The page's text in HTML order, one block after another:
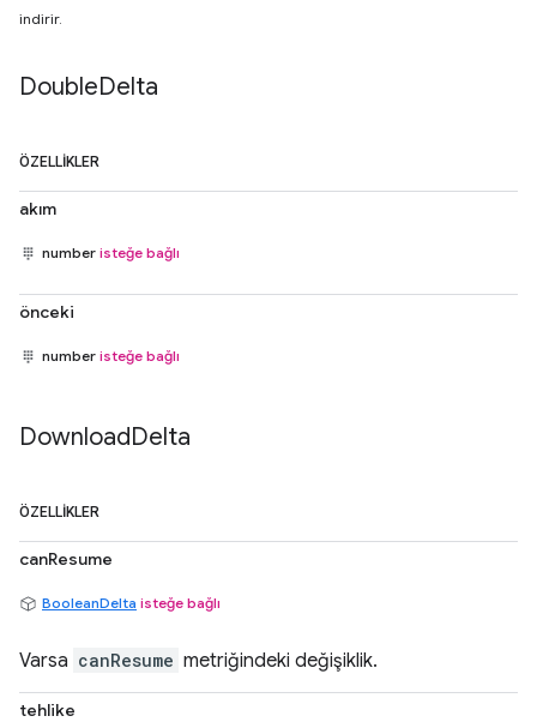
indirir.
DoubleDelta
ÖZELLIKLER
akım
number isteğe bağlı
önceki
number isteğe bağlı
DownloadDelta
ÖZELLIKLER
canResume
BooleanDelta isteğe bağlı
Varsa canResume metriğindeki değişiklik.
tehlike